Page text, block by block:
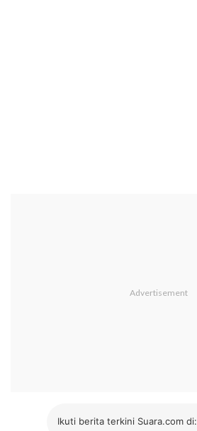
Ikuti berita terkini Suara.com di: